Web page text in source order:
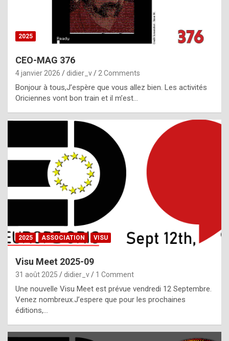
o
r
p
e
c
i
l
,
g
h
t
f
2025
CEO-MAG 376
4 janvier 2026 didier_v 2 Comments
Bonjour à tous,J’espère que vous allez bien. Les activités
Oriciennes vont bon train et il m’est…
2025 ASSOCIATION VISU
Visu Meet 2025-09
31 août 2025 didier_v 1 Comment
Une nouvelle Visu Meet est prévue vendredi 12 Septembre.
Venez nombreux.J’espere que pour les prochaines
éditions,…